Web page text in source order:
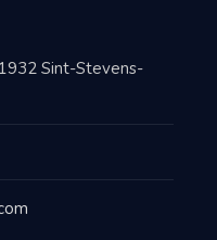
Sint-Stevens-